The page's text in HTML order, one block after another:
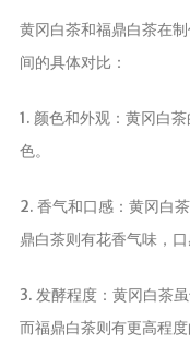
黄冈白茶和福鼎白茶在
间的具体对比：
1. 颜色和外观：黄冈白
色。
2. 香气和口感：黄冈白
鼎白茶则有花香气味，口
3. 发酵程度：黄冈白茶
而福鼎白茶则有更高程度
茶具
茶器
态
健康养生
中药养生
养生药汤包